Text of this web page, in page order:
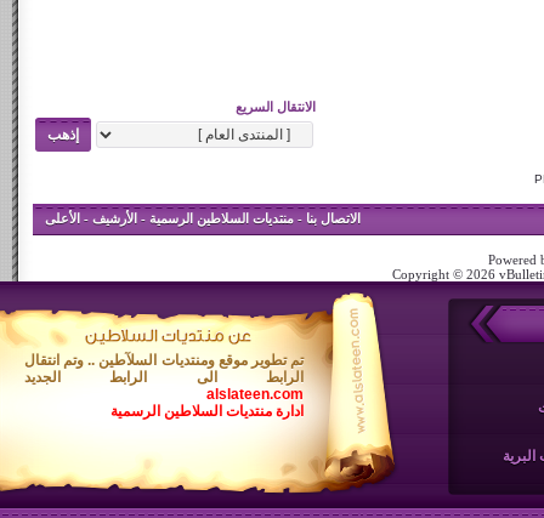
الانتقال السريع
الاتصال بنا - منتديات السلاطين الرسمية- الأرشيف- الأعلى
Powered
Copyright © 2026
تم تطوير موقع ومنتديات السلآطين .. وتم انتقال
الرابط الى الرابط الجديد
alslateen.com
ادارة منتديات السلاطين الرسمية